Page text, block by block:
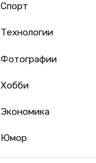
Спорт
Технологии
Фотографии
Хобби
Экономика
Юмор